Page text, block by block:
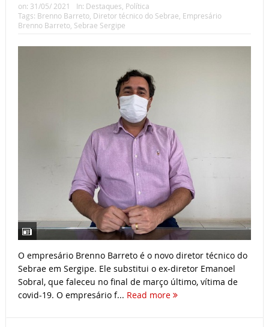
on: 31/05/ 2021 In: Destaques, Política
Tags: Brenno Barreto, Diretor técnico do Sebrae, Empresário
Brenno Barreto, Sebrae Sergipe
O empresário Brenno Barreto é o novo diretor técnico do
Sebrae em Sergipe. Ele substitui o ex-diretor Emanoel
Sobral, que faleceu no final de março último, vítima de
covid-19. O empresário f... Read more